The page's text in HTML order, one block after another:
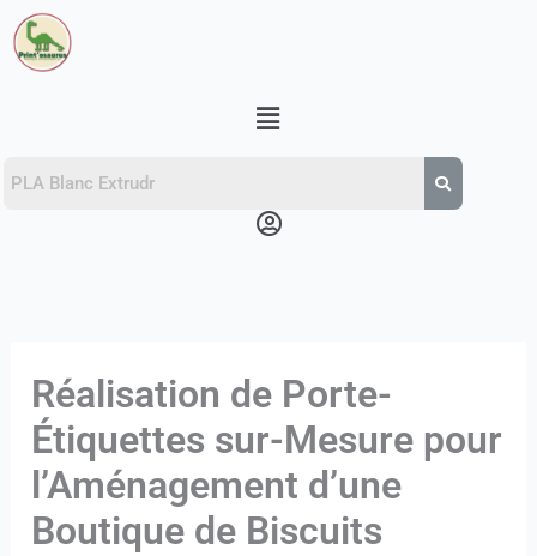
Aller
au
Menu
Menu
Réalisation de Porte-
Étiquettes sur-Mesure pour
l’Aménagement d’une
Boutique de Biscuits